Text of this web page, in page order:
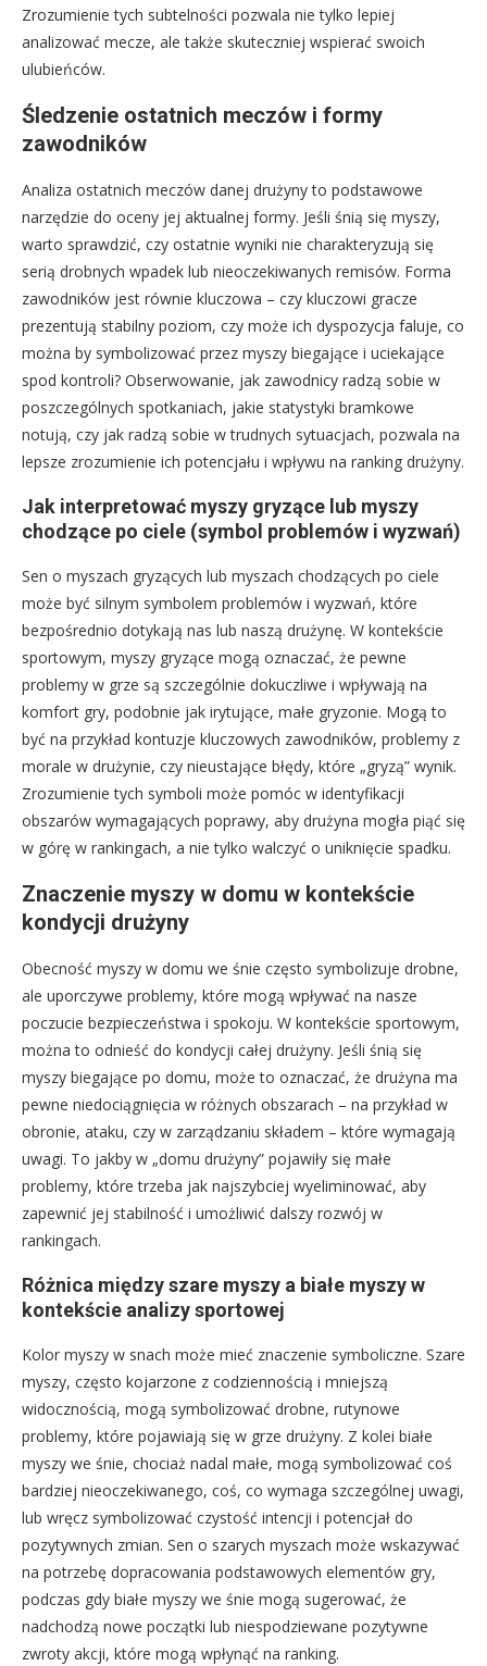
Zrozumienie tych subtelności pozwala nie tylko lepiej
analizować mecze, ale także skuteczniej wspierać swoich
ulubieńców.
Śledzenie ostatnich meczów i formy
zawodników
Analiza ostatnich meczów danej drużyny to podstawowe
narzędzie do oceny jej aktualnej formy. Jeśli śnią się myszy,
warto sprawdzić, czy ostatnie wyniki nie charakteryzują się
serią drobnych wpadek lub nieoczekiwanych remisów. Forma
zawodników jest równie kluczowa – czy kluczowi gracze
prezentują stabilny poziom, czy może ich dyspozycja faluje, co
można by symbolizować przez myszy biegające i uciekające
spod kontroli? Obserwowanie, jak zawodnicy radzą sobie w
poszczególnych spotkaniach, jakie statystyki bramkowe
notują, czy jak radzą sobie w trudnych sytuacjach, pozwala na
lepsze zrozumienie ich potencjału i wpływu na ranking drużyny.
Jak interpretować myszy gryzące lub myszy
chodzące po ciele (symbol problemów i wyzwań)
Sen o myszach gryzących lub myszach chodzących po ciele
może być silnym symbolem problemów i wyzwań, które
bezpośrednio dotykają nas lub naszą drużynę. W kontekście
sportowym, myszy gryzące mogą oznaczać, że pewne
problemy w grze są szczególnie dokuczliwe i wpływają na
komfort gry, podobnie jak irytujące, małe gryzonie. Mogą to
być na przykład kontuzje kluczowych zawodników, problemy z
morale w drużynie, czy nieustające błędy, które „gryzą” wynik.
Zrozumienie tych symboli może pomóc w identyfikacji
obszarów wymagających poprawy, aby drużyna mogła piąć się
w górę w rankingach, a nie tylko walczyć o uniknięcie spadku.
Znaczenie myszy w domu w kontekście
kondycji drużyny
Obecność myszy w domu we śnie często symbolizuje drobne,
ale uporczywe problemy, które mogą wpływać na nasze
poczucie bezpieczeństwa i spokoju. W kontekście sportowym,
można to odnieść do kondycji całej drużyny. Jeśli śnią się
myszy biegające po domu, może to oznaczać, że drużyna ma
pewne niedociągnięcia w różnych obszarach – na przykład w
obronie, ataku, czy w zarządzaniu składem – które wymagają
uwagi. To jakby w „domu drużyny” pojawiły się małe
problemy, które trzeba jak najszybciej wyeliminować, aby
zapewnić jej stabilność i umożliwić dalszy rozwój w
rankingach.
Różnica między szare myszy a białe myszy w
kontekście analizy sportowej
Kolor myszy w snach może mieć znaczenie symboliczne. Szare
myszy, często kojarzone z codziennością i mniejszą
widocznością, mogą symbolizować drobne, rutynowe
problemy, które pojawiają się w grze drużyny. Z kolei białe
myszy we śnie, chociaż nadal małe, mogą symbolizować coś
bardziej nieoczekiwanego, coś, co wymaga szczególnej uwagi,
lub wręcz symbolizować czystość intencji i potencjał do
pozytywnych zmian. Sen o szarych myszach może wskazywać
na potrzebę dopracowania podstawowych elementów gry,
podczas gdy białe myszy we śnie mogą sugerować, że
nadchodzą nowe początki lub niespodziewane pozytywne
zwroty akcji, które mogą wpłynąć na ranking.